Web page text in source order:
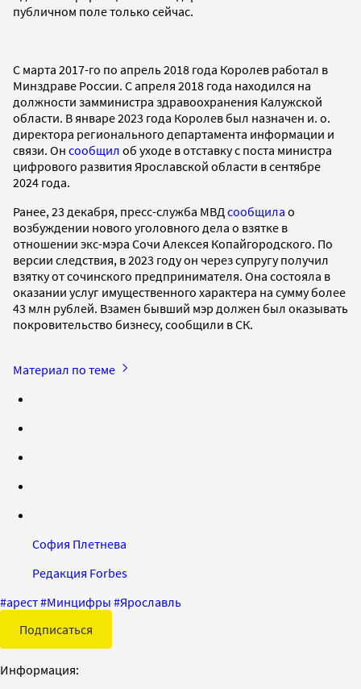
публичном поле только сейчас.
С марта 2017-го по апрель 2018 года Королев работал в
Минздраве России. С апреля 2018 года находился на
должности замминистра здравоохранения Калужской
области. В январе 2023 года Королев был назначен и. о.
директора регионального департамента информации и
связи. Он сообщил об уходе в отставку с поста министра
цифрового развития Ярославской области в сентябре
2024 года.
Ранее, 23 декабря, пресс-служба МВД сообщила о
возбуждении нового уголовного дела о взятке в
отношении экс-мэра Сочи Алексея Копайгородского. По
версии следствия, в 2023 году он через супругу получил
взятку от сочинского предпринимателя. Она состояла в
оказании услуг имущественного характера на сумму более
43 млн рублей. Взамен бывший мэр должен был оказывать
покровительство бизнесу, сообщили в СК.
Материал по теме
София Плетнева
Редакция Forbes
#арест#Минцифры #Ярославль
Подписаться
Информация: